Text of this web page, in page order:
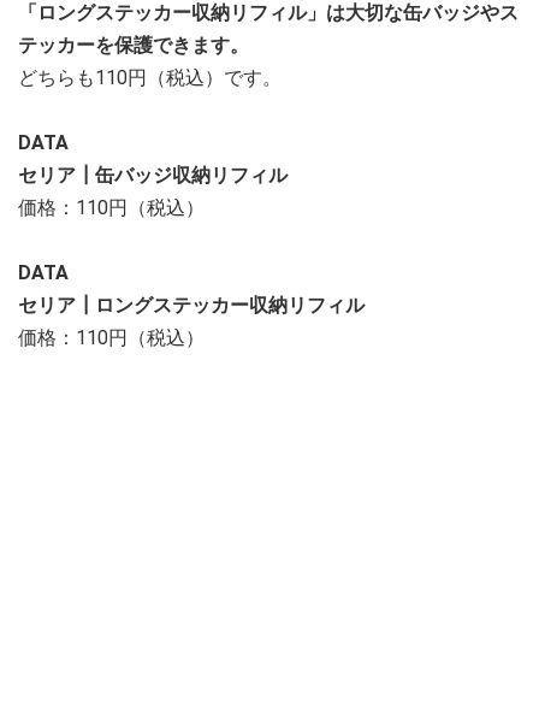
「ロングステッカー収納リフィル」は大切な缶バッジやス
テッカーを保護できます。
どちらも110円（税込）です。
DATA
セリア┃缶バッジ収納リフィル
価格：110円（税込）
DATA
セリア┃ロングステッカー収納リフィル
価格：110円（税込）